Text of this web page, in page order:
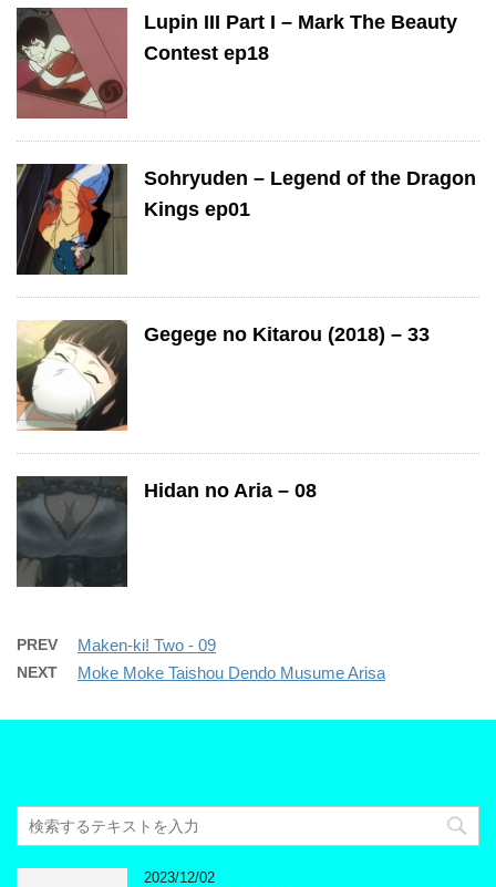
Lupin III Part I – Mark The Beauty
Contest ep18
Sohryuden – Legend of the Dragon
Kings ep01
Gegege no Kitarou (2018) – 33
Hidan no Aria – 08
PREV Maken-ki! Two - 09
NEXT Moke Moke Taishou Dendo Musume Arisa
2023/12/02